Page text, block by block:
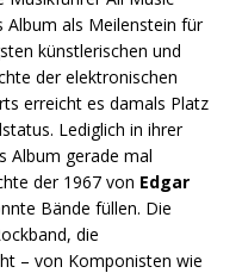
Album als Meilenstein für
künstlerischen und
der elektronischen
erreicht es damals Platz
Lediglich in ihrer
Album gerade mal
der 1967 von Edgar
Bände füllen. Die
die
– von Komponisten wie